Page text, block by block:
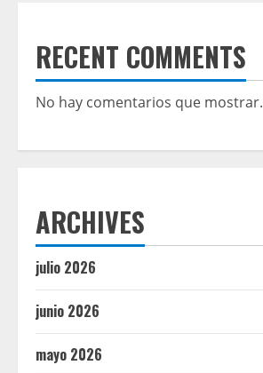
RECENT COMMENTS
No hay comentarios que mostrar.
ARCHIVES
julio 2026
junio 2026
mayo 2026